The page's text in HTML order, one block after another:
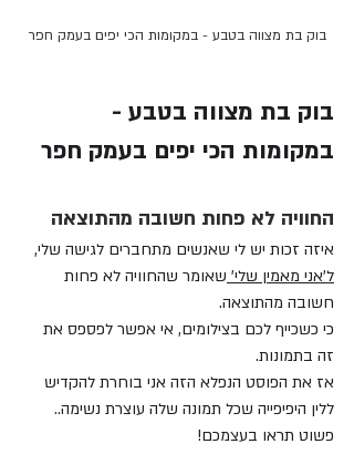
בוק בת מצווה בטבע - במקומות הכי יפים בעמק חפר
בוק בת מצווה בטבע -
במקומות הכי יפים בעמק חפר
החוויה לא פחות חשובה מהתוצאה
איזה זכות יש לי שאנשים מתחברים לגישה שלי,
ל'אני מאמין שלי' שאומר שהחוויה לא פחות
חשובה מהתוצאה.
כי כשכייף לכם בצילומים, אי אפשר לפספס את
זה בתמונות.
אז את הפוסט הנפלא הזה אני בוחרת להקדיש
ללין היפיפייה שכל תמונה שלה עוצרת נשימה..
פשוט תראו בעצמכם!